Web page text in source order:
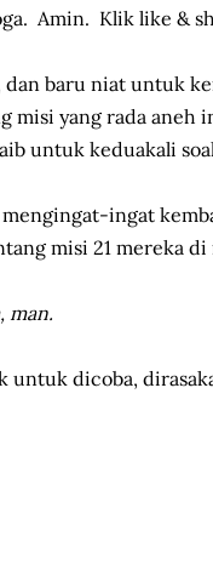
Amin. Klik like &
baru niat untuk
misi yang rada aneh
untuk keduakali
ingat
misi 21 mereka di
man.
untuk dicoba,